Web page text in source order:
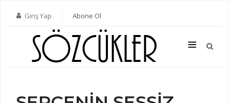
Giriş Yap Abone Ol
SON SAYI